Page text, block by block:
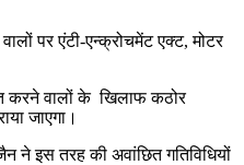
पर एंटी-एन्क्रोचमेंट एक्ट, मोटर
करने वालों के खिलाफ कठोर
जाएगा।
ने इस तरह की अवांछित गतिविधियों